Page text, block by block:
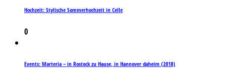
Hochzeit: Stylische Sommerhochzeit in Celle
0
Events: Marteria – in Rostock zu Hause, in Hannover daheim (2018)